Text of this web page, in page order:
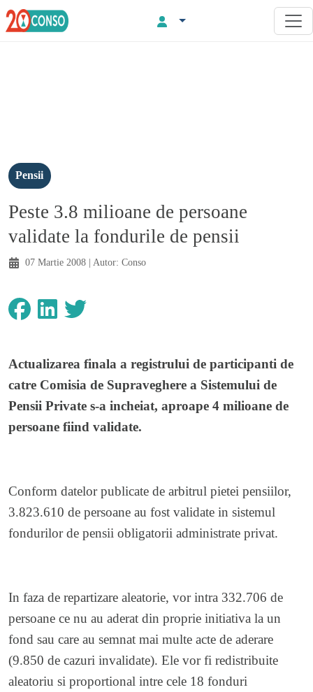
Pensii
Peste 3.8 milioane de persoane
validate la fondurile de pensii
07 Martie 2008 | Autor: Conso
Actualizarea finala a registrului de participanti de
catre Comisia de Supraveghere a Sistemului de
Pensii Private s-a incheiat, aproape 4 milioane de
persoane fiind validate.
Conform datelor publicate de arbitrul pietei pensiilor,
3.823.610 de persoane au fost validate in sistemul
fondurilor de pensii obligatorii administrate privat.
In faza de repartizare aleatorie, vor intra 332.706 de
persoane ce nu au aderat din proprie initiativa la un
fond sau care au semnat mai multe acte de aderare
(9.850 de cazuri invalidate). Ele vor fi redistribuite
aleatoriu si proportional intre cele 18 fonduri